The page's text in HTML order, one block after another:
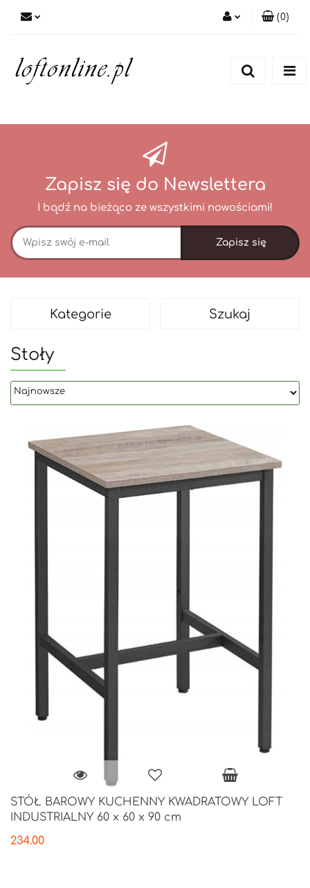
(0)
Zapisz się do Newslettera
I bądź na bieżąco ze wszystkimi nowościami!
Kategorie Szukaj
Stoły
STÓŁ BAROWY KUCHENNY KWADRATOWY LOFT
INDUSTRIALNY 60 x 60 x 90 cm
234.00